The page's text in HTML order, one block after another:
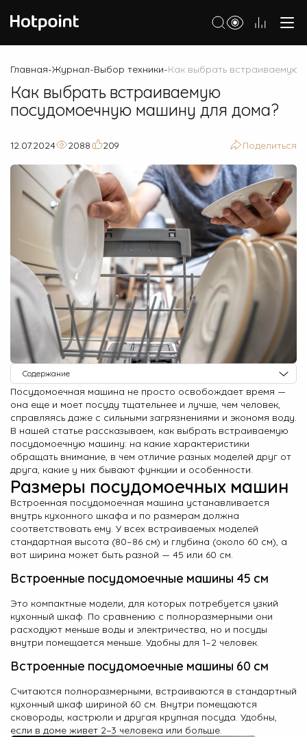
Морозильные камеры
Стиральные и сушильные машины
Посудомоечные машины
Варочные панели
Духовые шкафы
Кухонные плиты
Вытяжки
Микроволновые печи
Малая бытовая техника
О Hotpoint
Технологии
Где купить
Журнал
Сервис
8 800 3333 887
Главная-Журнал-Выбор техники-Как выбрать встраиваемую
Как выбрать встраиваемую
посудомоечную машину для дома?
12.07.2024 2088 209 Поделиться
Содержание
Размеры посудомоечных машин
Встроенные посудомоечные машины 45 см
Встроенные посудомоечные машины 60 см
Вместимость и организация внутреннего пространства
Программы и функции посудомоечных машин
Программы
Полезные функции
Класс мойки в посудомоечной машине
Класс сушки
Уровень шума
Защита от протечек
Заключение
Посудомоечная машина не просто освобождает время —
она еще и моет посуду тщательнее и лучше, чем человек,
справляясь даже с сильными загрязнениями и экономя воду.
В нашей статье рассказываем, как выбрать встраиваемую
посудомоечную машину: на какие характеристики
обращать внимание, в чем отличие разных моделей друг от
друга, какие у них бывают функции и особенности.
Размеры посудомоечных машин
Встроенная посудомоечная машина устанавливается
внутрь кухонного шкафа и по размерам должна
соответствовать ему. У всех встраиваемых моделей
стандартная высота (80–86 см) и глубина (около 60 см), а
вот ширина может быть разной — 45 или 60 см.
Встроенные посудомоечные машины 45 см
Это компактные модели, для которых потребуется узкий
кухонный шкаф. По сравнению с полноразмерными они
расходуют меньше воды и электричества, но и посуды
внутри помещается меньше. Удобны для 1–2 человек.
Встроенные посудомоечные машины 60 см
Считаются полноразмерными, встраиваются в стандартный
кухонный шкаф шириной 60 см. Внутри помещаются
сковороды, кастрюли и другая крупная посуда. Удобны,
если в доме живет 2–3 человека или больше.